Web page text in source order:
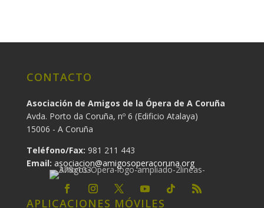
CONTACTO
Asociación de Amigos de la Ópera de A Coruña
Avda. Porto da Coruña, nº 6 (Edificio Atalaya)
15006 - A Coruña
Teléfono/Fax: 981 211 443
Email: asociacion@amigosoperacoruna.org
APLICACIONES MÓVILES